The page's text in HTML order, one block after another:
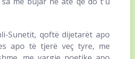
Sunetit, qoftë dijetarët apo
apo të tjerë veç tyre, me